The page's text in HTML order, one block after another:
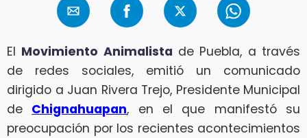
El Movimiento Animalista de Puebla, a través
de redes sociales, emitió un comunicado
dirigido a Juan Rivera Trejo, Presidente Municipal
de Chignahuapan, en el que manifestó su
preocupación por los recientes acontecimientos